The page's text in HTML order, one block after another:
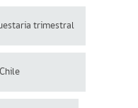
trimestral